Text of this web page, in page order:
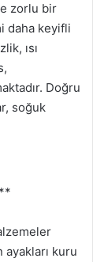
zorlu bir
daha keyifli
ısı
Doğru
soğuk
kuru